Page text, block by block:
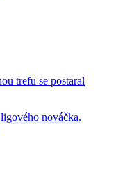
trefu se postaral
nováčka.